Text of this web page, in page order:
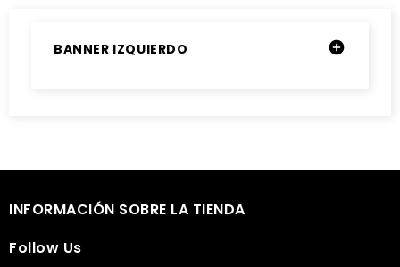
BANNER IZQUIERDO 
INFORMACIÓN SOBRE LA TIENDA
Follow Us